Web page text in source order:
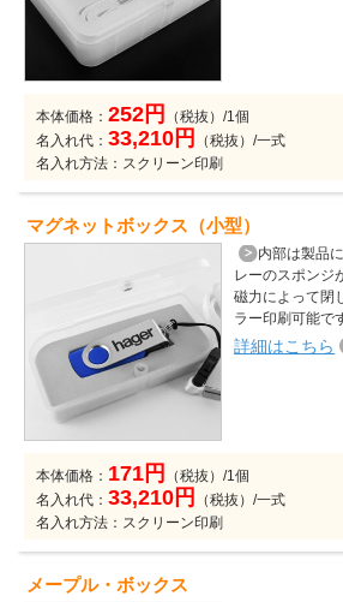
本体価格：252円
（税抜）/1個
名入れ代：33,210円
（税抜）/一式
名入れ方法：スクリーン印刷
マグネットボックス（小型）
内部は製品
レーのスポンジ
磁力によって閉
ラー印刷可能で
詳細はこちら
本体価格： 171円
（税抜）/1個
名入れ代：33,210円
（税抜）/一式
名入れ方法：スクリーン印刷
メープル・ボックス